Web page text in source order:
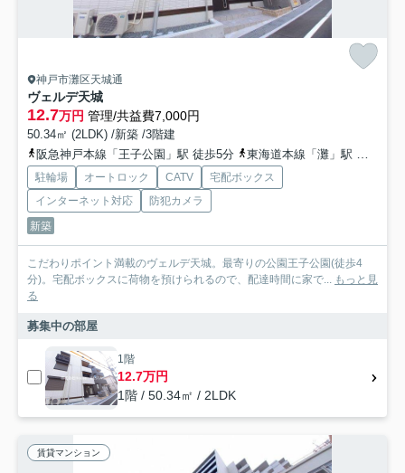
神戸市灘区天城通
ヴェルデ天城
12.7万円 管理/共益費7,000円
50.34㎡ (2LDK) /新築 /3階建
阪急神戸本線「王子公園」駅 徒歩5分
東海道本線「灘」駅 徒歩13分
駐輪場 オートロック CATV
宅配ボックス
インターネット対応
防犯カメラ
新築
こだわりポイント満載のヴェルデ天城。最寄りの公園王子公園(徒歩4
分)。宅配ボックスに荷物を預けられるので、配達時間に家で...
もっと見
る
募集中の部屋
1階
12.7万円
1階 / 50.34㎡ / 2LDK
賃貸マンション